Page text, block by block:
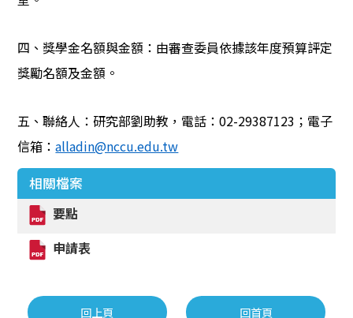
四、獎學金名額與金額：由審查委員依據該年度預算評定
獎勵名額及金額。
五、聯絡人：研究部劉助教，電話：02-29387123 ；電子
信箱：alladin@nccu.edu.tw
相關檔案
要點
申請表
回上頁 回首頁